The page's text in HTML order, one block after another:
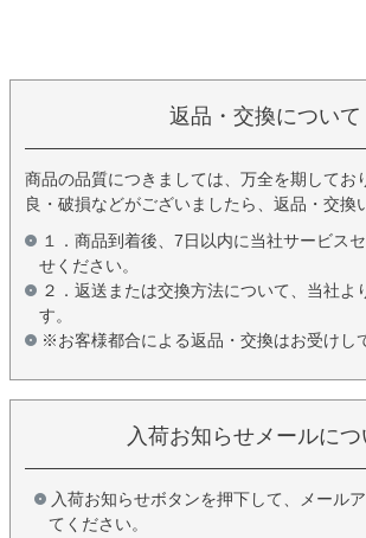
返品・交換について
商品の品質につきましては、万全を期してお
良・破損などがございましたら、返品・交換
１．商品到着後、7日以内に当社サービス
せください。
２．返送または交換方法について、当社よ
す。
※お客様都合による返品・交換はお受けし
入荷お知らせメールにつ
入荷お知らせボタンを押下して、メール
てください。